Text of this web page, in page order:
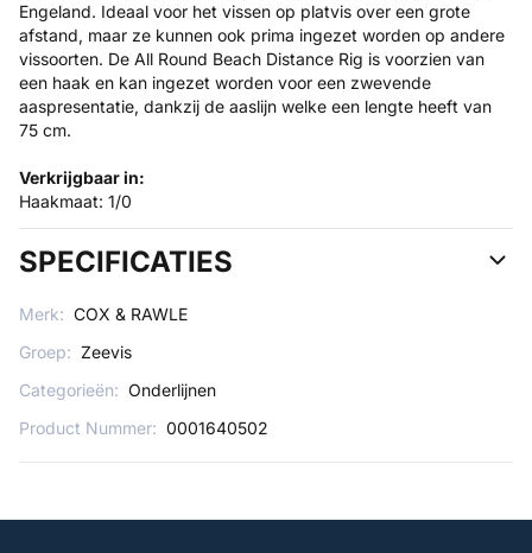
Engeland. Ideaal voor het vissen op platvis over een grote
afstand, maar ze kunnen ook prima ingezet worden op andere
vissoorten. De All Round Beach Distance Rig is voorzien van
een haak en kan ingezet worden voor een zwevende
aaspresentatie, dankzij de aaslijn welke een lengte heeft van
75 cm.
Verkrijgbaar in:
Haakmaat: 1/0
SPECIFICATIES
Merk: COX & RAWLE
Groep: Zeevis
Categorieën: Onderlijnen
Product Nummer: 0001640502